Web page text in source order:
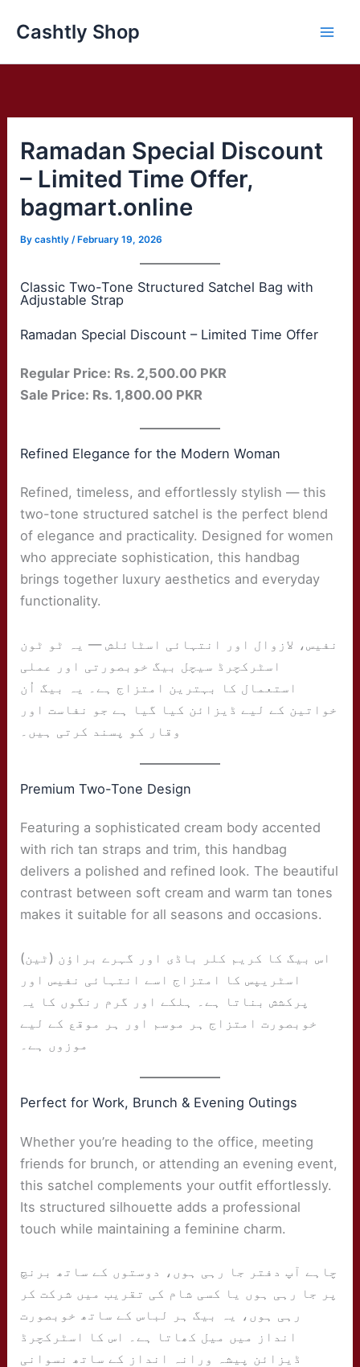
Cashtly Shop
Ramadan Special Discount
– Limited Time Offer,
bagmart.online
Bycashtly / February 19, 2026
Classic Two-Tone Structured Satchel Bag with
Adjustable Strap
Ramadan Special Discount – Limited Time Offer
Regular Price: Rs. 2,500.00 PKR
Sale Price: Rs. 1,800.00 PKR
Refined Elegance for the Modern Woman
Refined, timeless, and effortlessly stylish — this
two-tone structured satchel is the perfect blend
of elegance and practicality. Designed for women
who appreciate sophistication, this handbag
brings together luxury aesthetics and everyday
functionality.
نفیس، لازوال اور انتہائی اسٹائلش — یہ ٹو ٹون
اسٹرکچرڈ سیچل بیگ خوبصورتی اور عملی
استعمال کا بہترین امتزاج ہے۔ یہ بیگ اُن
خواتین کے لیے ڈیزائن کیا گیا ہے جو نفاست اور
وقار کو پسند کرتی ہیں۔
Premium Two-Tone Design
Featuring a sophisticated cream body accented
with rich tan straps and trim, this handbag
delivers a polished and refined look. The beautiful
contrast between soft cream and warm tan tones
makes it suitable for all seasons and occasions.
اس بیگ کا کریم کلر باڈی اور گہرے براؤن (ٹین)
اسٹریپس کا امتزاج اسے انتہائی نفیس اور
پرکشش بناتا ہے۔ ہلکے اور گرم رنگوں کا یہ
خوبصورت امتزاج ہر موسم اور ہر موقع کے لیے
موزوں ہے۔
Perfect for Work, Brunch & Evening Outings
Whether you’re heading to the office, meeting
friends for brunch, or attending an evening event,
this satchel complements your outfit effortlessly.
Its structured silhouette adds a professional
touch while maintaining a feminine charm.
چاہے آپ دفتر جا رہی ہوں، دوستوں کے ساتھ برنچ
پر جا رہی ہوں یا کسی شام کی تقریب میں شرکت کر
رہی ہوں، یہ بیگ ہر لباس کے ساتھ خوبصورت
انداز میں میل کھاتا ہے۔ اس کا اسٹرکچرڈ
ڈیزائن پیشہ ورانہ انداز کے ساتھ نسوانی